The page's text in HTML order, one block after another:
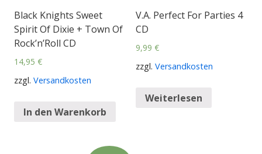
Black Knights Sweet
Spirit Of Dixie + Town Of
Rock’n’Roll CD
14,95 €
zzgl. Versandkosten
In den Warenkorb
V.A. Perfect For Parties 4
CD
9,99 €
zzgl. Versandkosten
Weiterlesen